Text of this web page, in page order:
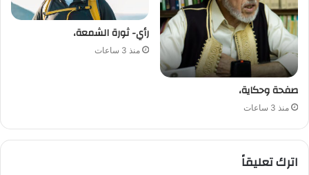
صفحة وحكاية،
منذ 3 ساعات
رأي- ثورة الشمعة،
منذ 3 ساعات
اترك تعليقاً